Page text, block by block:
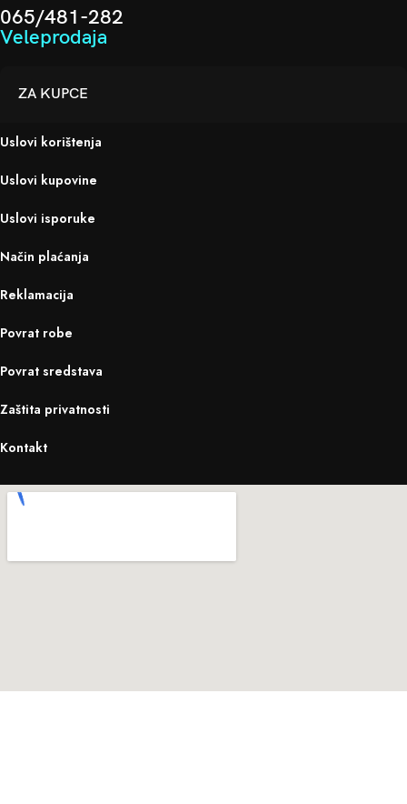
065/481-282
Veleprodaja
ZA KUPCE
Uslovi korištenja
Uslovi kupovine
Uslovi isporuke
Način plaćanja
Reklamacija
Povrat robe
Povrat sredstava
Zaštita privatnosti
Kontakt